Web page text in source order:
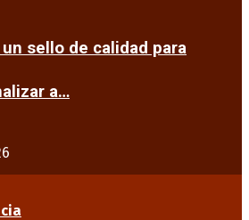
sello de calidad para
a…